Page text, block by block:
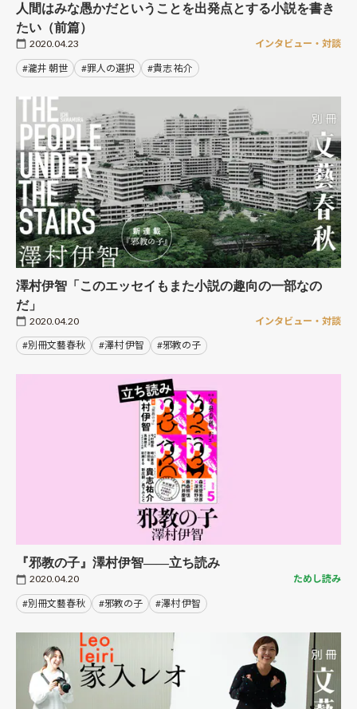
人間はみな愚かだということを出発点とする小説を書き
たい（前篇）
2020.04.23 インタビュー・対談
#瀧井 朝世 #罪人の選択 #貴志 祐介
澤村伊智「このエッセイもまた小説の趣向の一部なの
だ」
2020.04.20 インタビュー・対談
#別冊文藝春秋 #澤村 伊智 #邪教の子
『邪教の子』澤村伊智――立ち読み
2020.04.20 ためし読み
#別冊文藝春秋 #邪教の子 #澤村 伊智